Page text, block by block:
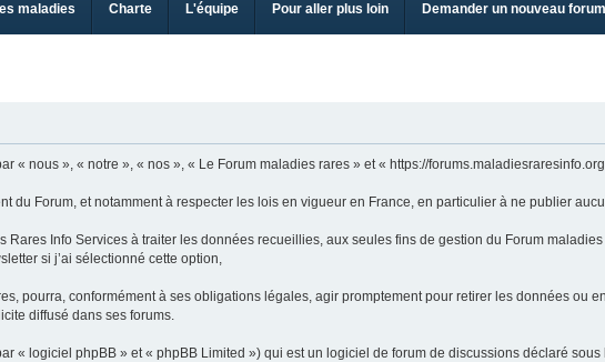
maladies Charte L'équipe Pour aller plus loin Demander un nouveau forum
« nous », « notre », « nos », « Le Forum maladies rares » et « https://
du Forum, et notamment à respecter les lois en vigueur en France, en particulier à ne publier
Rares Info Services à traiter les données recueillies, aux seules fins de gestion du Forum
si j’ai sélectionné cette option,
pourra, conformément à ses obligations légales, agir promptement pour retirer les données ou
diffusé dans ses forums.
« logiciel phpBB » et « phpBB Limited ») qui est un logiciel de forum de discussions déclaré sous